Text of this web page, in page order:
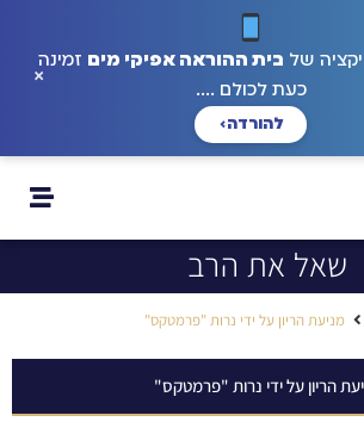
של בית ההוראה אפיקי מים זמינה
כעת לכולם ....
להורדה›
×
שאל את הרב
מניעת הריון על ידי נרות "פרמטקס"
הריון על ידי נרות "פרמטקס"